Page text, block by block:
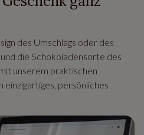
des Umschlags oder des
die Schokoladensorte des
unserem praktischen
einzigartiges, persönliches